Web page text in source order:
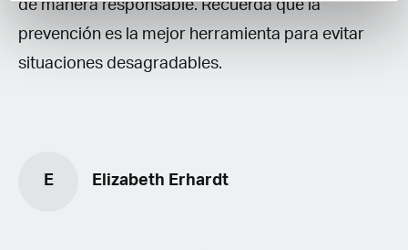
de manera responsable. Recuerda que la
prevención es la mejor herramienta para evitar
situaciones desagradables.
E Elizabeth Erhardt